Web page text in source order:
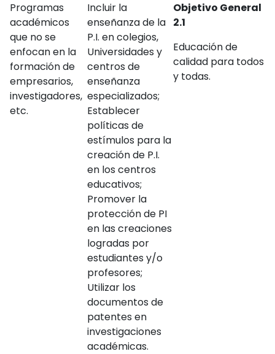
Programas
académicos
que no se
enfocan en la
formación de
empresarios,
investigadores,
etc.
Incluir la
enseñanza de la
P.I. en colegios,
Universidades y
centros de
enseñanza
especializados;
Establecer
políticas de
estímulos para la
creación de P.I.
en los centros
educativos;
Promover la
protección de PI
en las creaciones
logradas por
estudiantes y/o
profesores;
Utilizar los
documentos de
patentes en
investigaciones
académicas.
Objetivo General
2.1
Educación de
calidad para todos
y todas.